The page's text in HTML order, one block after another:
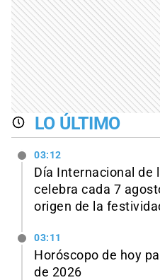
LO ÚLTIMO
03:12
Día Internacional de
celebra cada 7
origen de la
03:11
Horóscopo de hoy
de 2026